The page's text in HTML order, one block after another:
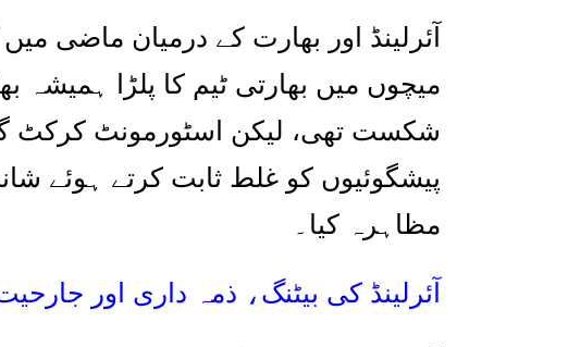
آئرلینڈ اور بھارت کے درمیان ماضی میں
میچوں میں بھارتی ٹیم کا پلڑا ہمیشہ
شکست تھی، لیکن اسٹورمونٹ کرکٹ
پیشگوئیوں کو غلط ثابت کرتے ہوئے
مظاہرہ کیا۔
آئرلینڈ کی بیٹنگ ، ذمہ داری اور